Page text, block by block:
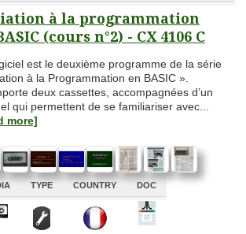
à la programmation
(cours n°2) - CX 4106 C
est le deuxième programme de la série
à la Programmation en BASIC ».
deux cassettes, accompagnées d’un
qui permettent de se familiariser avec...
more]
TYPE COUNTRY DOC
A